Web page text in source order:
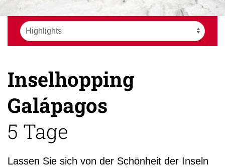
Inselhopping
Galápagos
5 Tage
Lassen Sie sich von der Schönheit der Inseln